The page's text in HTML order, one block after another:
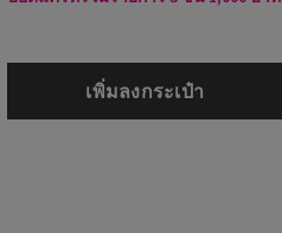
เพิ่มลงกระเป๋า